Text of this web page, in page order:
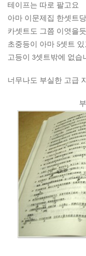
테이프는 따로 팔고요
아마 이문제집 한셋트
카셋트도 그쯤 이엿을
초중등이 아마 5셋트 있
고등이 3셋트밖에 없습
너무나도 부실한 고급